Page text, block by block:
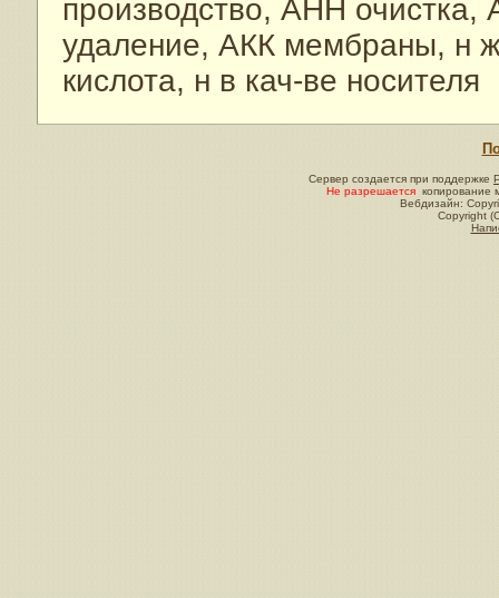
производство, АНН
удаление, АКК мембраны, н
кислота, н в кач-ве носителя
Сервер создается при поддержке
Не разрешается копирование
Вебдизайн:
Copyright